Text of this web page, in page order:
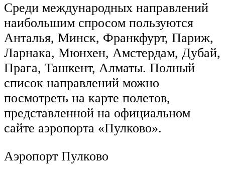
Среди международных направлений
наибольшим спросом пользуются
Анталья, Минск, Франкфурт, Париж,
Ларнака, Мюнхен, Амстердам, Дубай,
Прага, Ташкент, Алматы. Полный
список направлений можно
посмотреть на карте полетов,
представленной на официальном
сайте аэропорта «Пулково».
Аэропорт Пулково